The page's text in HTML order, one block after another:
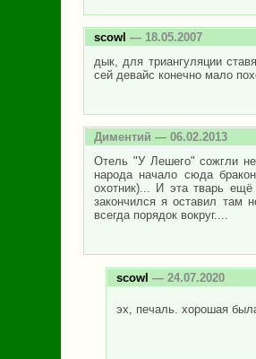
scowl — 18.05.2007
дык, для триангуляции
сей девайс конечно мало
Диментий — 06.02.2013
Отель "У Лешего" сожгли
народа начало сюда
охотник)... И эта тварь
закончился я оставил там
всегда порядок вокруг....
scowl — 24.07.2020
эх, печаль. хорошая